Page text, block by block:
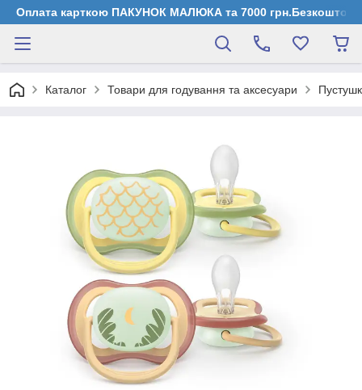
Оплата карткою ПАКУНОК МАЛЮКА та 7000 грн.Безкоштовна
Каталог Товари для годування та аксесуари